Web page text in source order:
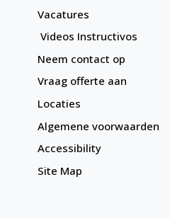
Vacatures
Videos Instructivos
Neem contact op
Vraag offerte aan
Locaties
Algemene voorwaarden
Accessibility
Site Map